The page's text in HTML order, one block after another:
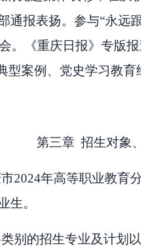
通报表扬。参与“永远
。《重庆日报》专版
型案例、党史学习教育
第三章 招生对象
2024年高等职业教育
生。
别的招生专业及计划